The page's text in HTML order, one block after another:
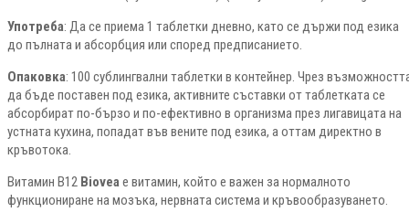
Употреба: Да се приема 1 таблетки дневно, като се държи под езика
до пълната и абсорбция или според предписанието.
Опаковка: 100 сублингвални таблетки в контейнер. Чрез
да бъде поставен под езика, активните съставки от таблетката се
абсорбират по-бързо и по-ефективно в организма през лигавицата на
устната кухина, попадат във вените под езика, а оттам директно в
кръвотока.
Витамин B12 Bioveaе витамин, който е важен за нормалното
функциониране на мозъка, нервната система и кръвообразуването.